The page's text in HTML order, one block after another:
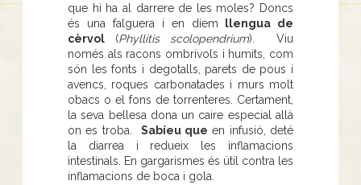
que hi ha al darrere de les moles? Doncs
és una falguera i en diem llengua de
cèrvol (Phyllitis scolopendrium). Viu
només als racons ombrívols i humits, com
són les fonts i degotalls, parets de pous i
avencs, roques carbonatades i murs molt
obacs o el fons de torrenteres. Certament,
la seva bellesa dona un caire especial allà
on es troba. Sabíeu que en infusió, deté
la diarrea i redueix les inflamacions
intestinals. En gargarismes és útil contra les
inflamacions de boca i gola.